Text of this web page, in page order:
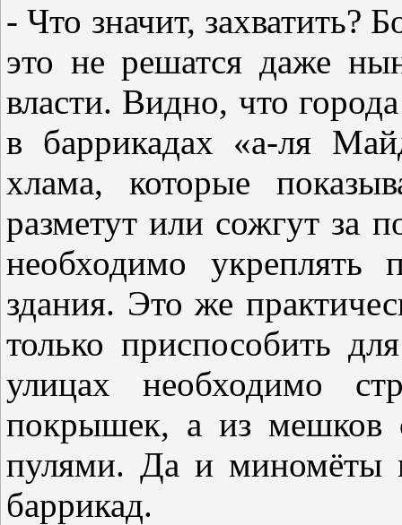
- Что значит, захватить?
это не решатся даже
власти. Видно, что
в баррикадах «а-ля
хлама, которые
разметут или сожгут за
необходимо укреплять
здания. Это же
только приспособить
улицах необходимо
покрышек, а из мешков
пулями. Да и миномёты
баррикад.